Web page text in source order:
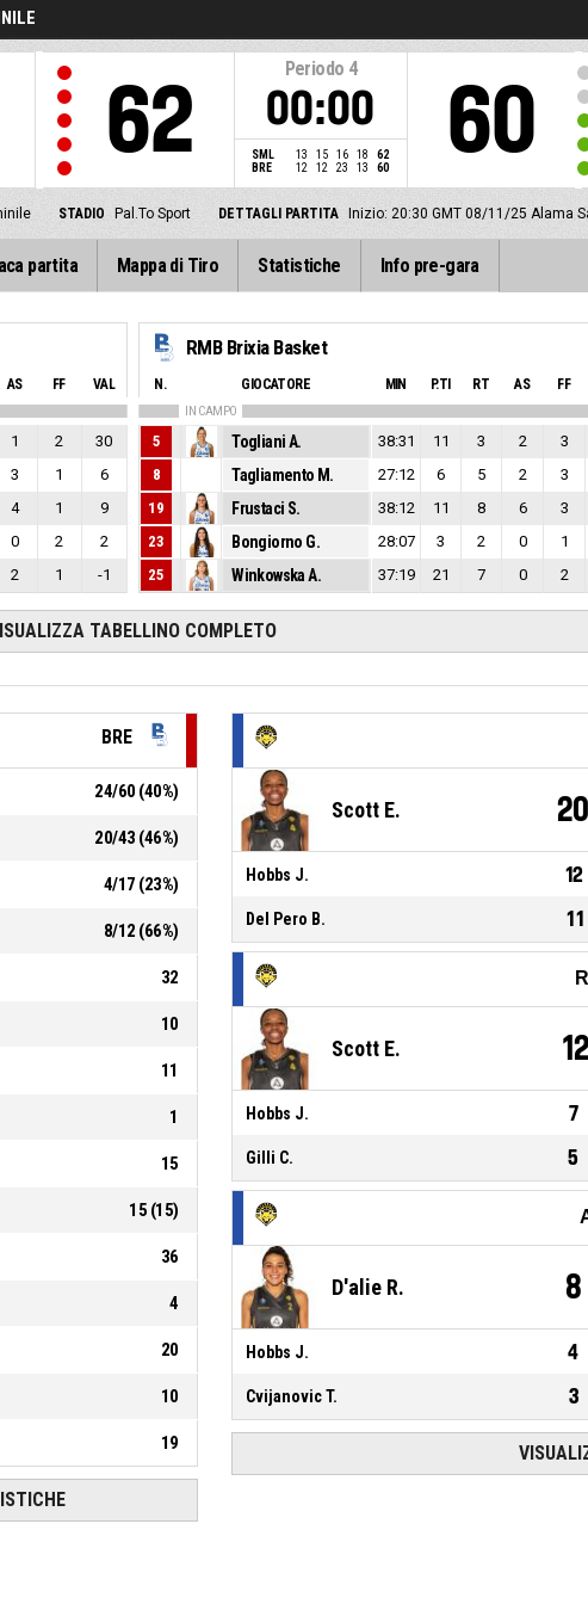
62
Periodo 4
00:00
SML 13 15 16 18
62
BRE
12 12 23 13 60 60
STADIO Pal.To Sport DETTAGLI PARTITA Inizio: 20:30 GMT 08/11/25 Alama
partita Mappa di Tiro Statistiche Info pre-gara
AS FF VAL
1 2
30
3 1
6
4 1
9
0 2
2
2 1 -1
RMB Brixia Basket
N. GIOCATORE MIN P.TI RT AS FF
IN CAMPO
5 Togliani A. 38:31 11 3 2 3
8
Tagliamento M. 27:12 6 5 2 3
19
Frustaci S. 38:12 11 8 6 3
23
Bongiorno G. 28:07 3 2 0 1
25
Winkowska A. 37:19 21 7 0 2
TABELLINO COMPLETO
BRE
24/60 (40%)
20/43 (46%)
4/17 (23%)
8/12 (66%)
32
10
11
1
15
15 (15)
36
4
20
10
19
Scott E. 20
Hobbs J. 12
Del Pero B. 11
Scott E. 12
Hobbs J. 7
Gilli C. 5
D'alie R. 8
Hobbs J. 4
Cvijanovic T. 3